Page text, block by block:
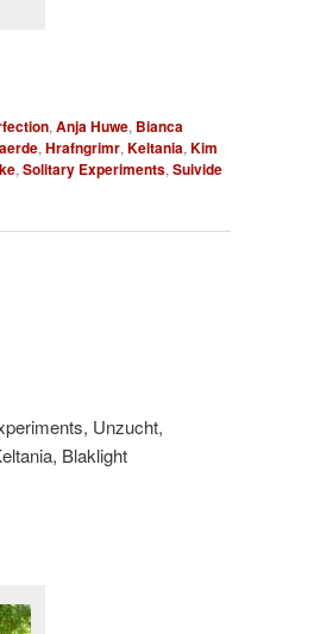
, Anja Huwe, Bianca
, Hrafngrimr, Keltania, Kim
, Solitary Experiments, Suivide
Unzucht,
Blaklight